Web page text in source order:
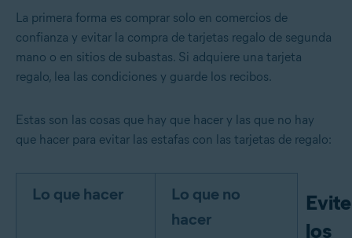
La primera forma es comprar solo en comercios de
confianza y evitar la compra de tarjetas regalo de segunda
mano o en sitios de subastas. Si adquiere una tarjeta
regalo, lea las condiciones y guarde los recibos.
Estas son las cosas que hay que hacer y las que no hay
que hacer para evitar las estafas con las tarjetas de regalo:
Lo que hacer
Lo que no
hacer
Evite
los